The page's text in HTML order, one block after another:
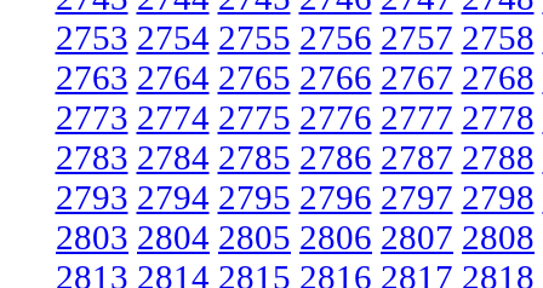
2753 2754 2755 2756 2757 2758
2763 2764 2765 2766 2767 2768
2773 2774 2775 2776 2777 2778
2783 2784 2785 2786 2787 2788
2793 2794 2795 2796 2797 2798
2803 2804 2805 2806 2807 2808
2813 2814 2815 2816 2817 2818